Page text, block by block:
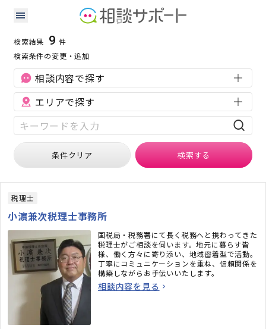
岡山県のその他に強い専門家の検索結果
その他
検索結果 9 件
検索条件の変更・追加
相談内容で探す
エリアで探す
条件クリア 検索する
税理士
小濵兼次税理士事務所
国税局・税務署にて長く税務へと携わってきた
税理士がご相談を伺います。地元に暮らす皆
様、働く方々に寄り添い、地域密着型で活動。
丁寧にコミュニケーションを重ね、信頼関係を
構築しながらお手伝いいたします。
相談内容を見る